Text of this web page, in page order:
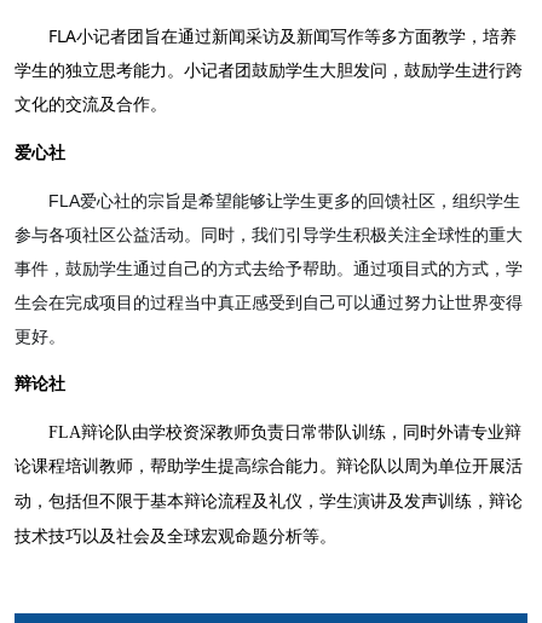
FLA小记者团旨在通过新闻采访及新闻写作等多方面教学，培养
学生的独立思考能力。小记者团鼓励学生大胆发问，鼓励学生进行跨
文化的交流及合作。
爱心社
FLA爱心社的宗旨是希望能够让学生更多的回馈社区，组织学生
参与各项社区公益活动。同时，我们引导学生积极关注全球性的重大
事件，鼓励学生通过自己的方式去给予帮助。通过项目式的方式，学
生会在完成项目的过程当中真正感受到自己可以通过努力让世界变得
更好。
辩论社
FLA辩论队由学校资深教师负责日常带队训练，同时外请专业辩
论课程培训教师，帮助学生提高综合能力。辩论队以周为单位开展活
动，包括但不限于基本辩论流程及礼仪 ，学生演讲及发声训练，辩论
技术技巧以及社会及全球宏观命题分析等。